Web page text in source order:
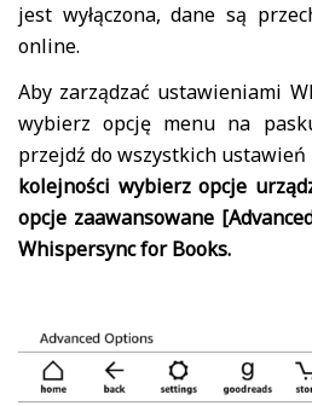
jest wyłączona, dane są
online.
Aby zarządzać ustawieniami
wybierz opcję menu na
przejdź do wszystkich
kolejności wybierz opcje
opcje zaawansowane
Whispersync for Books.